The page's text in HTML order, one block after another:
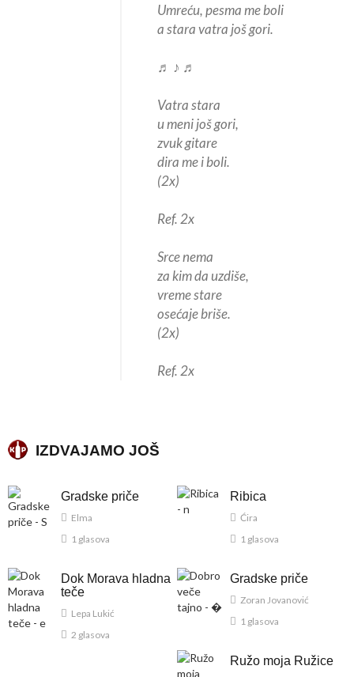
Umreću, pesma me boli
a stara vatra još gori.
♬ ♪ ♬
Vatra stara
u meni još gori,
zvuk gitare
dira me i boli.
(2x)
Ref. 2x
Srce nema
za kim da uzdiše,
vreme stare
osećaje briše.
(2x)
Ref. 2x
IZDVAJAMO JOŠ
Gradske priče
Elma
1 glasova
Ribica
Ćira
1 glasova
Dok Morava hladna
teče
Lepa Lukić
2 glasova
Gradske priče
Zoran Jovanović
1 glasova
Ružo moja Ružice